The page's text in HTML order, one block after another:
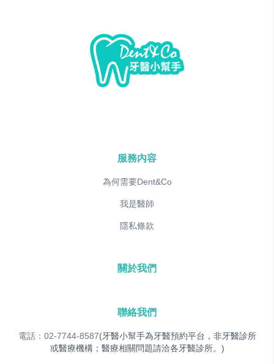
服務內容
為何需要Dent&Co
我是醫師
隱私條款
關於我們
聯絡我們
電話：02-7744-8587(牙醫小幫手為牙醫預約平台，非牙醫診所
或醫療機構；醫療相關問題請洽各牙醫診所。)